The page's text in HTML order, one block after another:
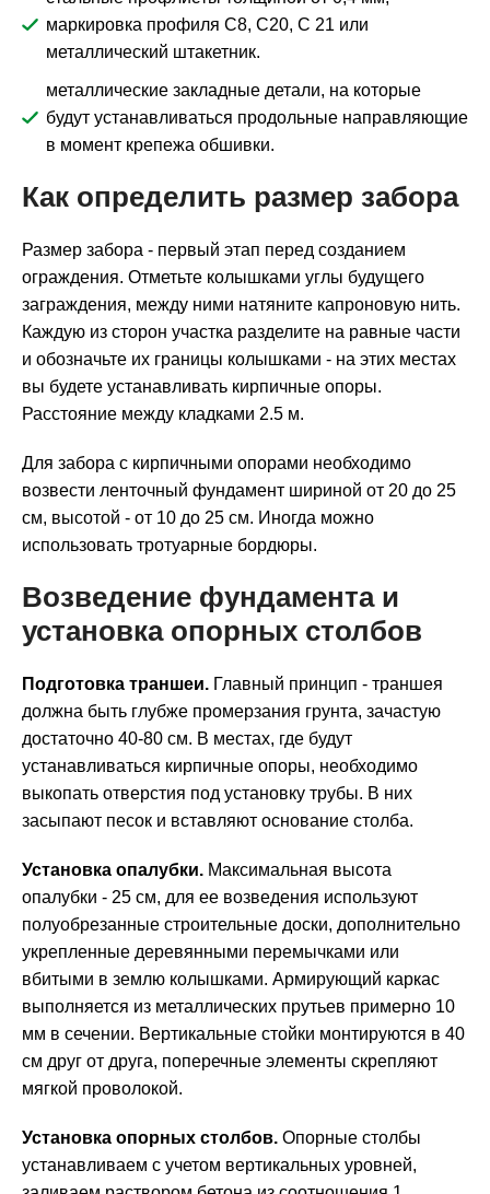
маркировка профиля С8, С20, С 21 или
металлический штакетник.
металлические закладные детали, на которые
будут устанавливаться продольные направляющие
в момент крепежа обшивки.
Как определить размер забора
Размер забора - первый этап перед созданием
ограждения. Отметьте колышками углы будущего
заграждения, между ними натяните капроновую нить.
Каждую из сторон участка разделите на равные части
и обозначьте их границы колышками - на этих местах
вы будете устанавливать кирпичные опоры.
Расстояние между кладками 2.5 м.
Для забора с кирпичными опорами необходимо
возвести ленточный фундамент шириной от 20 до 25
см, высотой - от 10 до 25 см. Иногда можно
использовать тротуарные бордюры.
Возведение фундамента и
установка опорных столбов
Подготовка траншеи. Главный принцип - траншея
должна быть глубже промерзания грунта, зачастую
достаточно 40-80 см. В местах, где будут
устанавливаться кирпичные опоры, необходимо
выкопать отверстия под установку трубы. В них
засыпают песок и вставляют основание столба.
Установка опалубки. Максимальная высота
опалубки - 25 см, для ее возведения используют
полуобрезанные строительные доски, дополнительно
укрепленные деревянными перемычками или
вбитыми в землю колышками. Армирующий каркас
выполняется из металлических прутьев примерно 10
мм в сечении. Вертикальные стойки монтируются в 40
см друг от друга, поперечные элементы скрепляют
мягкой проволокой.
Установка опорных столбов. Опорные столбы
устанавливаем с учетом вертикальных уровней,